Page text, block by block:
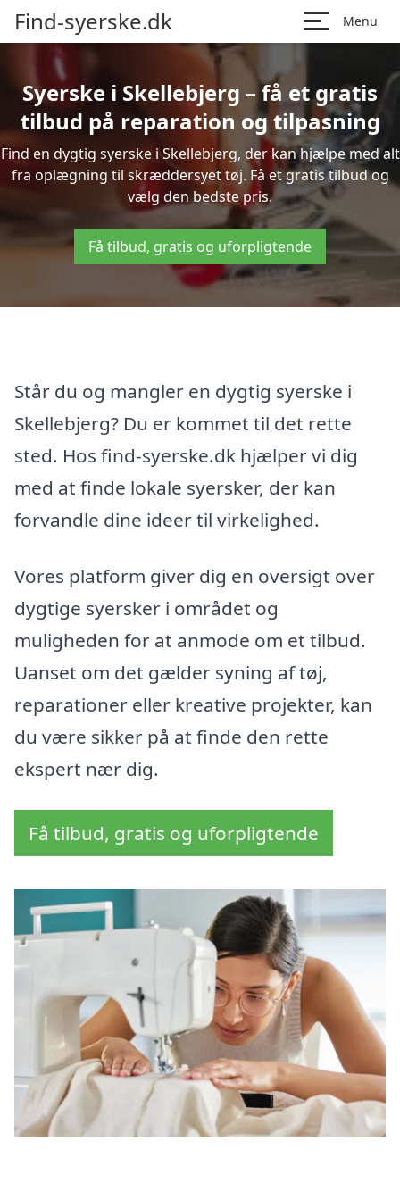
Find-syerske.dk Menu
Syerske i Skellebjerg – få et gratis
tilbud på reparation og tilpasning
Find en dygtig syerske i Skellebjerg, der kan hjælpe med alt
fra oplægning til skræddersyet tøj. Få et gratis tilbud og
vælg den bedste pris.
Få tilbud, gratis og uforpligtende
Står du og mangler en dygtig syerske i
Skellebjerg? Du er kommet til det rette
sted. Hos find-syerske.dk hjælper vi dig
med at finde lokale syersker, der kan
forvandle dine ideer til virkelighed.
Vores platform giver dig en oversigt over
dygtige syersker i området og
muligheden for at anmode om et tilbud.
Uanset om det gælder syning af tøj,
reparationer eller kreative projekter, kan
du være sikker på at finde den rette
ekspert nær dig.
Få tilbud, gratis og uforpligtende